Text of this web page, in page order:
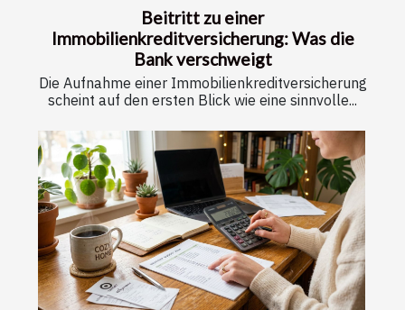
Beitritt zu einer
Immobilienkreditversicherung: Was die
Bank verschweigt
Die Aufnahme einer Immobilienkreditversicherung
scheint auf den ersten Blick wie eine sinnvolle...